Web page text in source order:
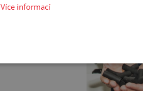
Více informací